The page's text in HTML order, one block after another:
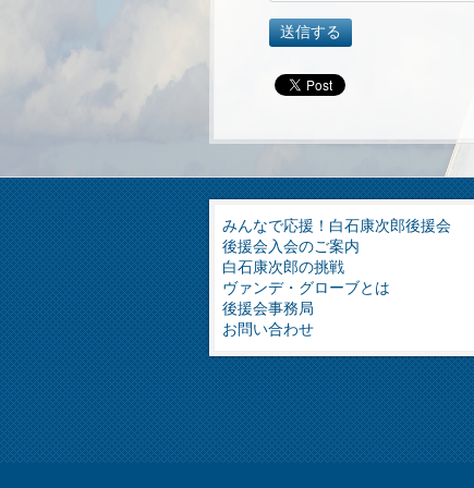
みんなで応援！白石康次郎後援会
後援会入会のご案内
白石康次郎の挑戦
ヴァンデ・グローブとは
後援会事務局
お問い合わせ